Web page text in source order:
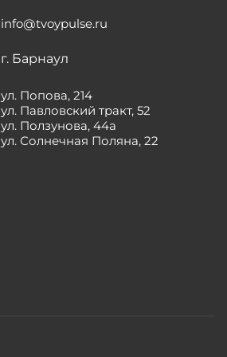
info@tvoypulse.ru
г. Барнаул
ул. Попова, 214
ул. Павловский тракт, 52
ул. Ползунова, 44а
ул. Солнечная Поляна, 22